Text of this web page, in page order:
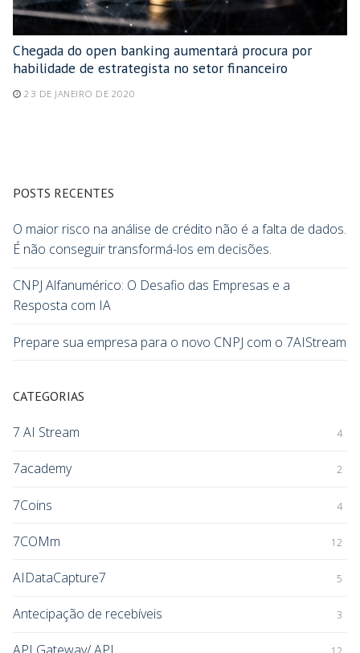
Chegada do open banking aumentará procura por
habilidade de estrategista no setor financeiro
23 DE JANEIRO DE 2020
POSTS RECENTES
O maior risco na análise de crédito não é a falta de dados.
É não conseguir transformá-los em decisões.
CNPJ Alfanumérico: O Desafio das Empresas e a
Resposta com IA
Prepare sua empresa para o novo CNPJ com o 7AIStream
CATEGORIAS
7 AI Stream 4
7academy 2
7Coins 4
7COMm 12
AIDataCapture7 5
Antecipação de recebíveis 3